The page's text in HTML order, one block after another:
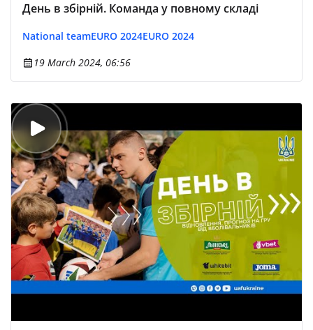
День в збірній. Команда у повному складі
National teamEURO 2024EURO 2024
19 March 2024, 06:56